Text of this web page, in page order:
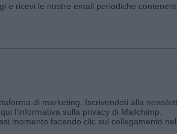
e ricevi le nostre email periodiche
di marketing. Iscrivendoti alla
l'informativa sulla privacy di Mailchimp
momento facendo clic sul collegamento